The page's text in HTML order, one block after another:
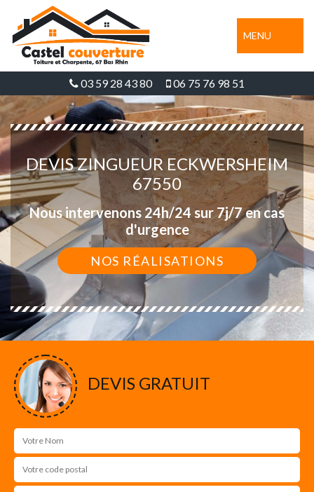
MENU
03 59 28 43 80 06 75 76 98 51
DEVIS ZINGUEUR ECKWERSHEIM
67550
Nous intervenons 24h/24 sur 7j/7 en cas
d'urgence
NOS RÉALISATIONS
DEVIS GRATUIT